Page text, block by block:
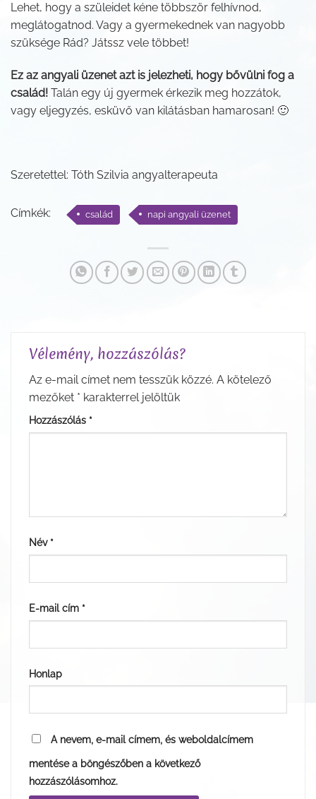
Lehet, hogy a szüleidet kéne többször felhívnod,
meglátogatnod. Vagy a gyermekednek van nagyobb
szüksége Rád? Játssz vele többet!
Ez az angyali üzenet azt is jelezheti, hogy bővülni fog a
család! Talán egy új gyermek érkezik meg hozzátok,
vagy eljegyzés, esküvő van kilátásban hamarosan! 🙂
Szeretettel: Tóth Szilvia angyalterapeuta
Címkék: család napi angyali üzenet
Vélemény, hozzászólás?
Az e-mail címet nem tesszük közzé. A kötelező
mezőket * karakterrel jelöltük
Hozzászólás *
Név *
E-mail cím *
Honlap
A nevem, e-mail címem, és weboldalcímem
mentése a böngészőben a következő
hozzászólásomhoz.